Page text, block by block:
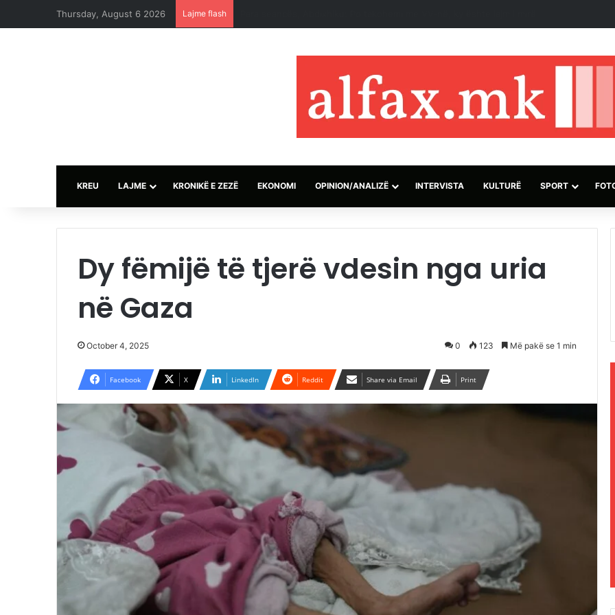
Thursday, August 6 2026 Lajme flash
KREU LAJME KRONIKË E ZEZË EKONOMI OPINION/ANALIZË INTERVISTA KULTURË SPORT
Dy fëmijë të tjerë vdesin nga uria
në Gaza
October 4, 2025 0 123 Më pakë se 1 min
Facebook X LinkedIn Reddit Share via Email Print